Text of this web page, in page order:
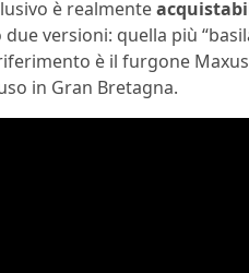
è realmente
due versioni: quella più
è il furgone
in Gran Bretagna.